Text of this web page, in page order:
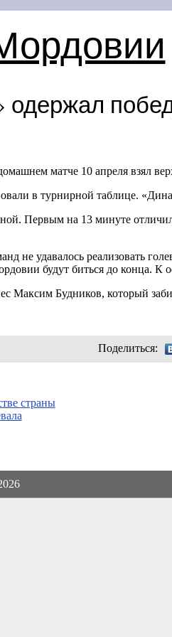
матче 10 апреля взял
в турнирной таблице.
Первым на 13 минуте
не удавалось реализовать
будут биться до конца.
Максим Будников, который
Поделиться:
страны